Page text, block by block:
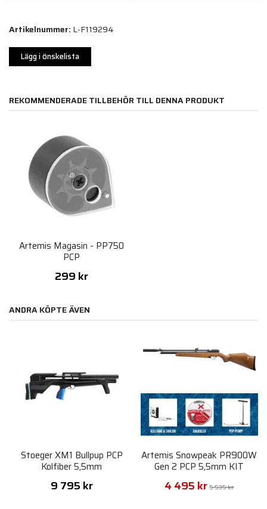
Artikelnummer: L-F119294
Lägg i önskelista
REKOMMENDERADE TILLBEHÖR TILL DENNA PRODUKT
Artemis Magasin - PP750
PCP
299 kr
ANDRA KÖPTE ÄVEN
Stoeger XM1 Bullpup PCP
Kolfiber 5,5mm
9 795 kr
Artemis Snowpeak PR900W
Gen 2 PCP 5,5mm KIT
4 495 kr 5 535 kr